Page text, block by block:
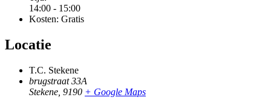
14:00 - 15:00
Kosten: Gratis
Locatie
T.C. Stekene
brugstraat 33A
Stekene 9190 + Google Maps